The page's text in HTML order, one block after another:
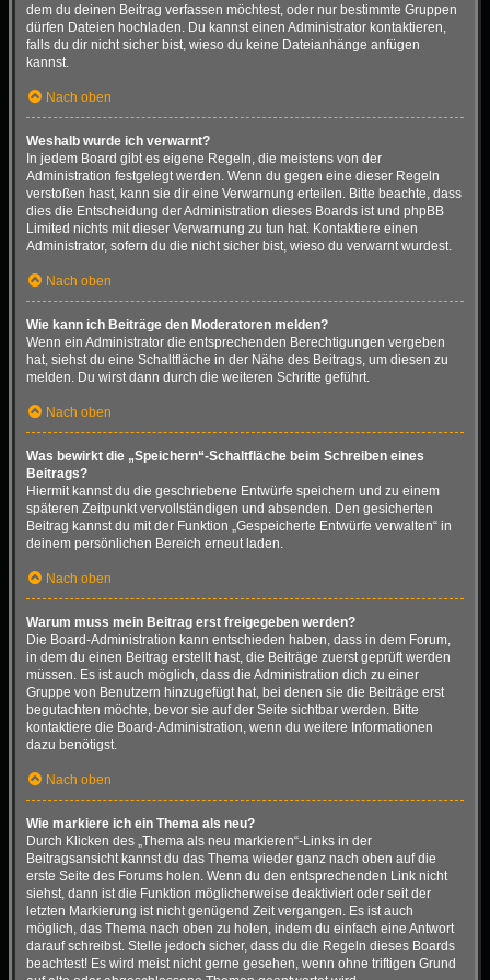
dem du deinen Beitrag verfassen möchtest, oder nur bestimmte Gruppen
dürfen Dateien hochladen. Du kannst einen Administrator kontaktieren,
falls du dir nicht sicher bist, wieso du keine Dateianhänge anfügen
kannst.
Nach oben
Weshalb wurde ich verwarnt?
In jedem Board gibt es eigene Regeln, die meistens von der
Administration festgelegt werden. Wenn du gegen eine dieser Regeln
verstoßen hast, kann sie dir eine Verwarnung erteilen. Bitte beachte, dass
dies die Entscheidung der Administration dieses Boards ist und phpBB
Limited nichts mit dieser Verwarnung zu tun hat. Kontaktiere einen
Administrator, sofern du die nicht sicher bist, wieso du verwarnt wurdest.
Nach oben
Wie kann ich Beiträge den Moderatoren melden?
Wenn ein Administrator die entsprechenden Berechtigungen vergeben
hat, siehst du eine Schaltfläche in der Nähe des Beitrags, um diesen zu
melden. Du wirst dann durch die weiteren Schritte geführt.
Nach oben
Was bewirkt die „Speichern“-Schaltfläche beim Schreiben eines
Beitrags?
Hiermit kannst du die geschriebene Entwürfe speichern und zu einem
späteren Zeitpunkt vervollständigen und absenden. Den gesicherten
Beitrag kannst du mit der Funktion „Gespeicherte Entwürfe verwalten“ in
deinem persönlichen Bereich erneut laden.
Nach oben
Warum muss mein Beitrag erst freigegeben werden?
Die Board-Administration kann entschieden haben, dass in dem Forum,
in dem du einen Beitrag erstellt hast, die Beiträge zuerst geprüft werden
müssen. Es ist auch möglich, dass die Administration dich zu einer
Gruppe von Benutzern hinzugefügt hat, bei denen sie die Beiträge erst
begutachten möchte, bevor sie auf der Seite sichtbar werden. Bitte
kontaktiere die Board-Administration, wenn du weitere Informationen
dazu benötigst.
Nach oben
Wie markiere ich ein Thema als neu?
Durch Klicken des „Thema als neu markieren“-Links in der
Beitragsansicht kannst du das Thema wieder ganz nach oben auf die
erste Seite des Forums holen. Wenn du den entsprechenden Link nicht
siehst, dann ist die Funktion möglicherweise deaktiviert oder seit der
letzten Markierung ist nicht genügend Zeit vergangen. Es ist auch
möglich, das Thema nach oben zu holen, indem du einfach eine Antwort
darauf schreibst. Stelle jedoch sicher, dass du die Regeln dieses Boards
beachtest! Es wird meist nicht gerne gesehen, wenn ohne triftigen Grund